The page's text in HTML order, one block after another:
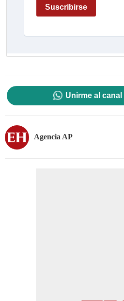
Unirme al
Agencia AP